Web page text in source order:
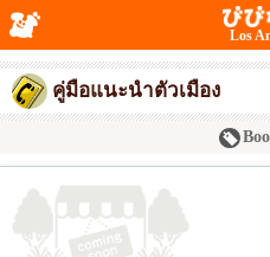
Los
คู่มือแนะนำตัวเมือง